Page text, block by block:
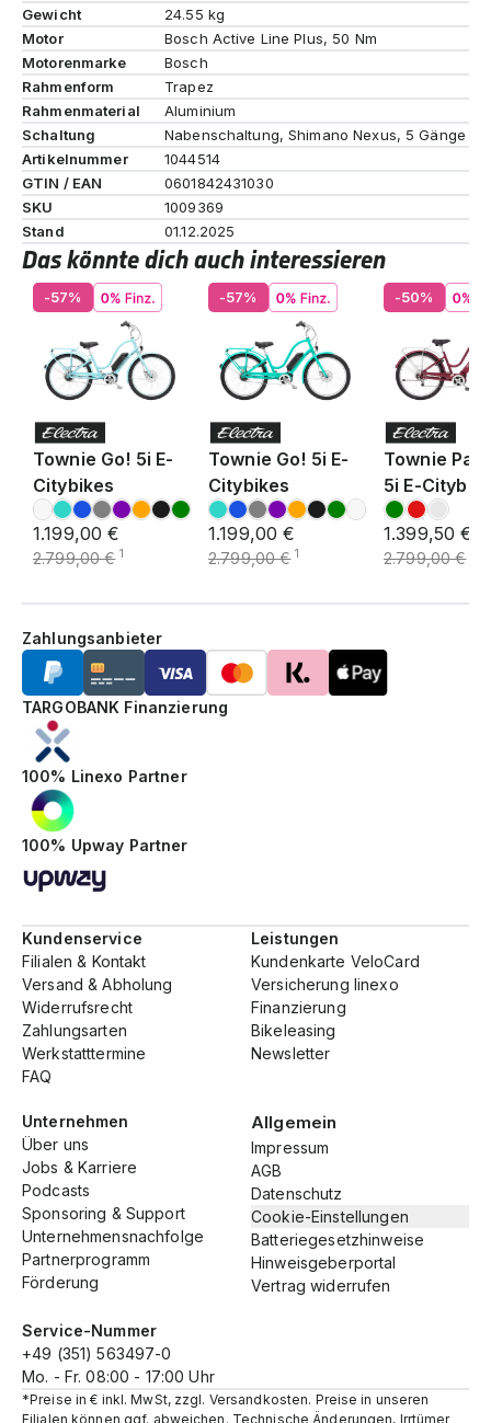
Gewicht
24.55 kg
Motor
Bosch Active Line Plus, 50 Nm
Motorenmarke
Bosch
Rahmenform
Trapez
Rahmenmaterial
Aluminium
Schaltung
Nabenschaltung, Shimano Nexus, 5 Gänge
Artikelnummer
1044514
GTIN / EAN
0601842431030
SKU
1009369
Stand
01.12.2025
Das könnte dich auch interessieren
-57%
Townie Go! 5i E-
Citybikes
1.199,00 €
2.799,00 € 1
-57%
Townie Go! 5i E-
Citybikes
1.199,00 €
2.799,00 € 1
-50%
Townie
5i E-
1.399,50 €
2.799,00 €
100% Upway Partner
100% Linexo Partner
TARGOBANK Finanzierung
Zahlungsanbieter
Service-Nummer
+49 (351) 563497-0
Mo. - Fr. 08:00 - 17:00 Uhr
Kundenservice
Filialen & Kontakt
Versand & Abholung
Widerrufsrecht
Zahlungsarten
Werkstatttermine
FAQ
Leistungen
Kundenkarte VeloCard
Versicherung linexo
Finanzierung
Bikeleasing
Newsletter
Unternehmen
Über uns
Jobs & Karriere
Podcasts
Sponsoring & Support
Unternehmensnachfolge
Partnerprogramm
Förderung
Allgemein
Impressum
AGB
Datenschutz
Cookie-Einstellungen
Batteriegesetzhinweise
Hinweisgeberportal
Vertrag widerrufen
*Preise in € inkl. MwSt, zzgl. Versandkosten. Preise in unseren
Filialen können ggf. abweichen. Technische Änderungen, Irrtümer